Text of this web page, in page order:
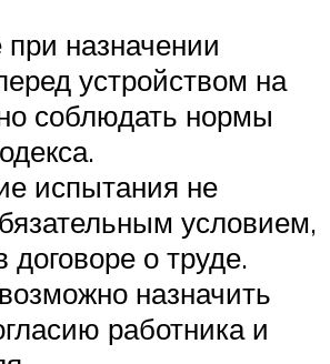
при назначении
устройством на
соблюдать нормы
испытания не
условием,
о труде.
назначить
работника и